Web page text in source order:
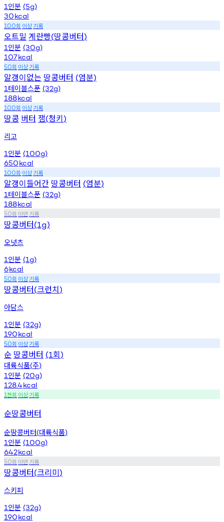
1 인분 (5g)
30kcal
100회 이상기록
오트밀 계란빵(땅콩버터)
1 인분 (30g)
107kcal
50회 이상기록
알갱이없는 땅콩버터 (염분)
1 테이블스푼 (32g)
188kcal
100회 이상기록
땅콩 버터 잼(청키)
리고
1 인분 (100g)
650kcal
100회 이상기록
알갱이들어간 땅콩버터 (염분)
1 테이블스푼 (32g)
188kcal
50회 미만기록
땅콩버터(1g)
오넛츠
1 인분 (1g)
6kcal
50회 이상기록
땅콩버터(크런치)
아담스
1 인분 (32g)
190kcal
50회 이상기록
순 땅콩버터 (1회)
대륙식품(주)
1 인분 (20g)
128.4kcal
1천회 이상기록
순땅콩버터
순땅콩버터(대륙식품)
1 인분 (100g)
642kcal
50회 미만기록
땅콩버터(크리미)
스키피
1 인분 (32g)
190kcal